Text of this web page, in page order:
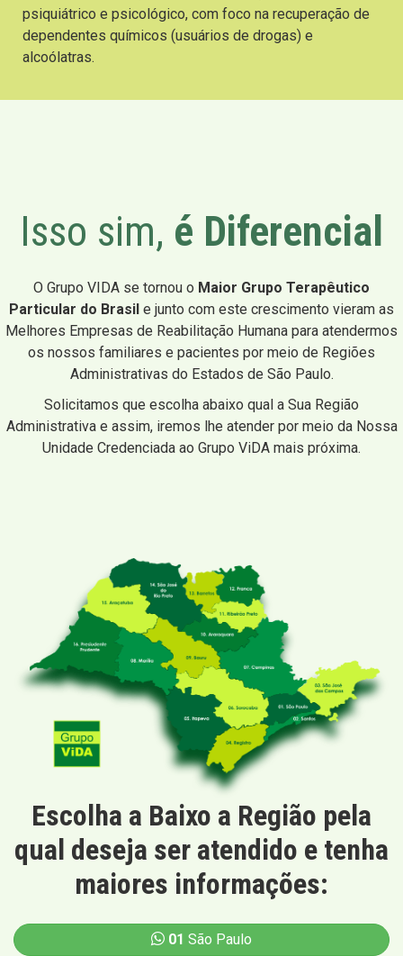
psiquiátrico e psicológico, com foco na recuperação de
dependentes químicos (usuários de drogas) e
alcoólatras.
Isso sim, é Diferencial
O Grupo VIDA se tornou o Maior Grupo Terapêutico
Particular do Brasil e junto com este crescimento vieram as
Melhores Empresas de Reabilitação Humana para atendermos
os nossos familiares e pacientes por meio de Regiões
Administrativas do Estados de São Paulo.
Solicitamos que escolha abaixo qual a Sua Região
Administrativa e assim, iremos lhe atender por meio da Nossa
Unidade Credenciada ao Grupo ViDA mais próxima.
Escolha a Baixo a Região pela
qual deseja ser atendido e tenha
maiores informações:
01 São Paulo